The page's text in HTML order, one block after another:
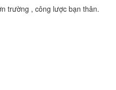
dung chỉ là quan điểm của bản
lập trường của NovelToon
trường , công lược bạn thân.